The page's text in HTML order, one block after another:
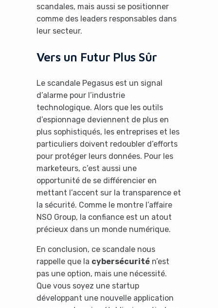
scandales, mais aussi se positionner
comme des leaders responsables dans
leur secteur.
Vers un Futur Plus Sûr
Le scandale Pegasus est un signal
d’alarme pour l’industrie
technologique. Alors que les outils
d’espionnage deviennent de plus en
plus sophistiqués, les entreprises et les
particuliers doivent redoubler d’efforts
pour protéger leurs données. Pour les
marketeurs, c’est aussi une
opportunité de se différencier en
mettant l’accent sur la transparence et
la sécurité. Comme le montre l’affaire
NSO Group, la confiance est un atout
précieux dans un monde numérique.
En conclusion, ce scandale nous
rappelle que la cybersécuritén’est
pas une option, mais une nécessité.
Que vous soyez une startup
développant une nouvelle application